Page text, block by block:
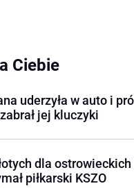
Ciebie
uderzyła w auto i
jej kluczyki
dla ostrowieckich
piłkarski KSZO